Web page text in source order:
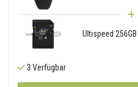
Ultispeed
3 Verfügbar